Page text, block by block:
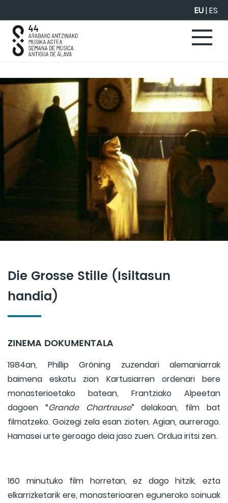
EU|ES
Die Grosse Stille (Isiltasun
handia)
ZINEMA DOKUMENTALA
1984an, Phillip Gröning zuzendari alemaniarrak
baimena eskatu zion Kartusiarren ordenari bere
monasterioetako batean, Frantziako Alpeetan
dagoen “Grande Chartreuse” delakoan, film bat
filmatzeko. Goizegi zela esan zioten. Agian, aurrerago.
Hamasei urte geroago deia jaso zuen. Ordua iritsi zen.
160 minutuko film horretan, ez dago hitzik, ezta
elkarrizketarik ere, monasterioaren eguneroko soinuak